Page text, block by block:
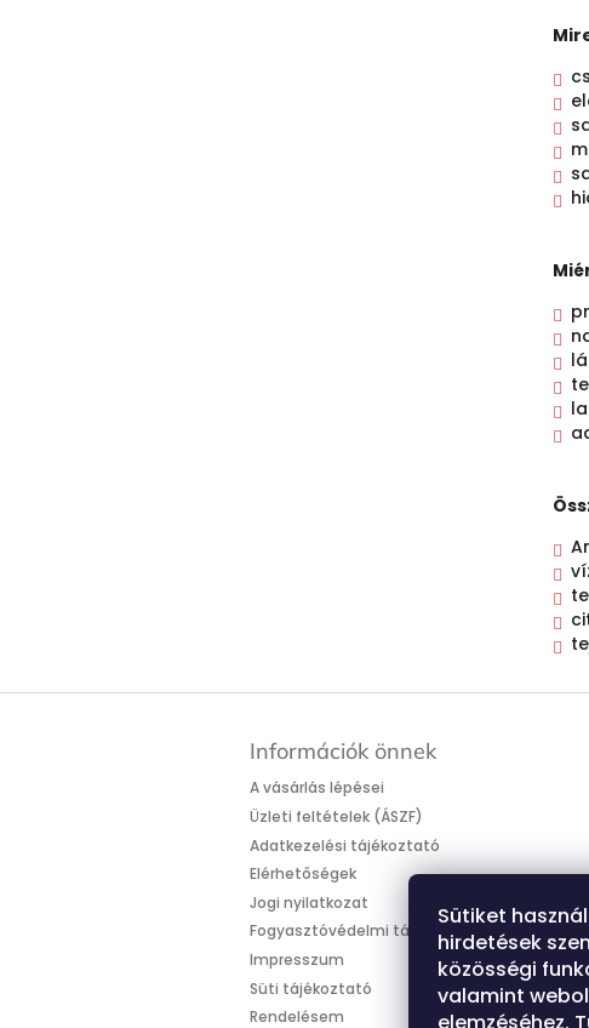
Sütiket
hirdetések
közösségi
valamint
Információk önnek
A vásárlás lépései
Üzleti feltételek (ÁSZF)
Adatkezelési tájékoztató
Elérhetőségek
Jogi nyilatkozat
Fogyasztóvédelmi tájékoztató
Impresszum
Süti tájékoztató
Rendelésem